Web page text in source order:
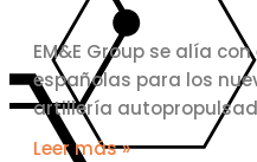
EM&E Group se alía
españolas para los
artillería
Leer más »